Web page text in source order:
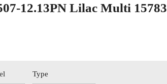
12.13PN Lilac Multi 15783
Type